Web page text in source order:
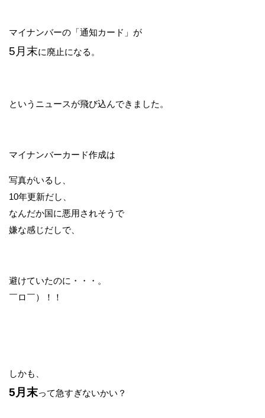
マイナンバーの「通知カード」が
5月末に廃止になる。
というニュースが飛び込んできました。
マイナンバーカード作成は
写真がいるし、
10年更新だし、
なんだか国に悪用されそうで
嫌な感じだしで、
避けていたのに・・・。
￣ロ￣）！！
しかも、
5月末って急すぎないかい？